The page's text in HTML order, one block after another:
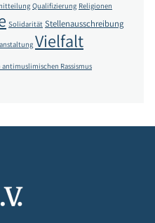
Qualifizierung Religionen
Solidarität Stellenausschreibung
Vielfalt
antimuslimischen Rassismus